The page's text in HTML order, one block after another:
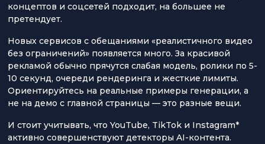
концептов и соцсетей подходит, на большее не
претендует.
Новых сервисов с обещаниями «реалистичного видео
без ограничений» появляется много. За красивой
рекламой обычно прячутся слабая модель, ролики по 5-
10 секунд, очереди рендеринга и жесткие лимиты.
Ориентируйтесь на реальные примеры генерации, а
не на демо с главной страницы — это разные вещи.
И стоит учитывать, что YouTube, TikTok и Instagram*
активно совершенствуют детекторы AI-контента.